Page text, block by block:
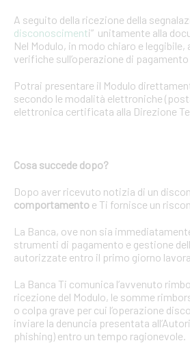
A seguito della ricezione della
disconoscimenti” unitamente alla
Nel Modulo, in modo chiaro e
verifiche sull’operazione di
Potrai presentare il Modulo
secondo le modalità elettroniche
elettronica certificata alla Direzione
Cosa succede dopo?
Dopo aver ricevuto notizia di un
comportamento e Ti fornisce un
La Banca, ove non sia
strumenti di pagamento e gestione
autorizzate entro il primo giorno
La Banca Ti comunica l’avvenuto
ricezione del Modulo, le somme
o colpa grave per cui l’operazione
inviare la denuncia presentata
phishing) entro un tempo ragionevole.